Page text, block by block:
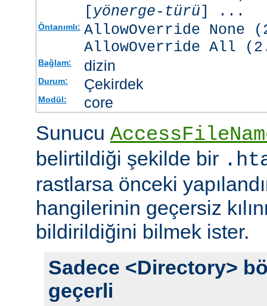
[yönerge-türü] ...
Öntanımlı: AllowOverride None
AllowOverride All
Bağlam: dizin
Durum: Çekirdek
Modül: core
Sunucu
belirtildiği şekilde bir
rastlarsa önceki
hangilerinin geçersiz
bildirildiğini bilmek ister.
Sadece <Directory>
geçerli